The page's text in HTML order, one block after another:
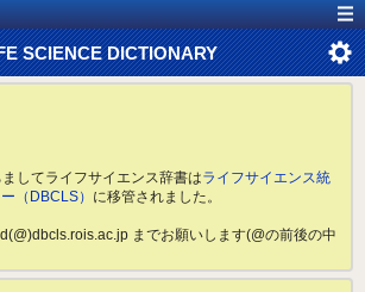
SCIENCE DICTIONARY
してライフサイエンス辞書はライフサイエンス統
（DBCLS） に移管されました。
までお願いします(@の前後の中